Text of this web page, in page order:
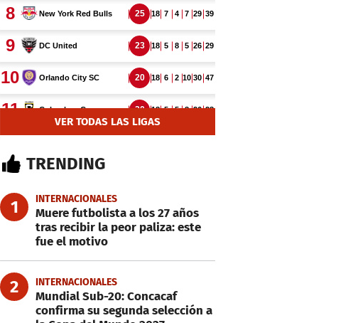
VER TODAS LAS LIGAS
TRENDING
1 INTERNACIONALES
Muere futbolista a los 27 años
tras recibir la peor paliza: este
fue el motivo
2 INTERNACIONALES
Mundial Sub-20: Concacaf
confirma su segunda selección a